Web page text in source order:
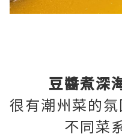
豆醬煮深
很有潮州菜的
不同菜